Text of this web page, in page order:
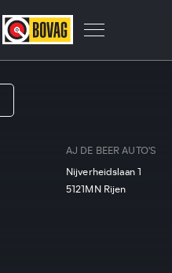
AJ DE BEER AUTO'S
Nijverheidslaan 1
5121MN Rijen